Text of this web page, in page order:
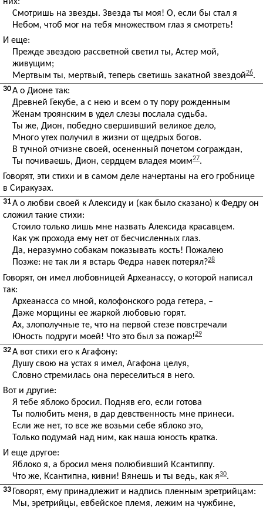
Смотришь на звезды. Звезда ты моя! О, если бы стал я
Небом, чтоб мог на тебя множеством глаз я смотреть!
И еще:
Прежде звездою рассветной светил ты, Астер мой,
живущим;
Мертвым ты, мертвый, теперь светишь закатной звездой26.
30А о Дионе так:
Древней Гекубе, а с нею и всем о ту пору рожденным
Женам троянским в удел слезы послала судьба.
Ты же, Дион, победно свершивший великое дело,
Много утех получил в жизни от щедрых богов.
В тучной отчизне своей, осененный почетом сограждан,
Ты почиваешь, Дион, сердцем владея моим27.
Говорят, эти стихи и в самом деле начертаны на его гробнице
в Сиракузах.
31А о любви своей к Алексиду и (как было сказано) к Федру он
сложил такие стихи:
Стоило только лишь мне назвать Алексида красавцем.
Как уж прохода ему нет от бесчисленных глаз.
Да, неразумно собакам показывать кость! Пожалею
Позже: не так ли я встарь Федра навек потерял?28
Говорят, он имел любовницей Археанассу, о которой написал
так:
Археанасса со мной, колофонского рода гетера, –
Даже морщины ее жаркой любовью горят.
Ах, злополучные те, что на первой стезе повстречали
Юность подруги моей! Что это был за пожар!29
32А вот стихи его к Агафону:
Душу свою на устах я имел, Агафона целуя,
Словно стремилась она переселиться в него.
Вот и другие:
Я тебе яблоко бросил. Подняв его, если готова
Ты полюбить меня, в дар девственность мне принеси.
Если же нет, то все же возьми себе яблоко это,
Только подумай над ним, как наша юность кратка.
И еще другое:
Яблоко я, а бросил меня полюбивший Ксантиппу.
Что же, Ксантипна, кивни! Вянешь и ты ведь, как я30.
33 Говорят, ему принадлежит и надпись пленным эретрийцам:
Мы, эретрийцы, евбейское племя, лежим на чужбине,